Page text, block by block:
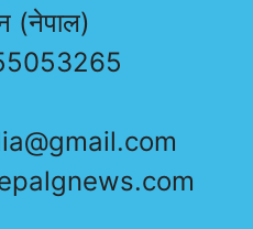
(नेपाल)